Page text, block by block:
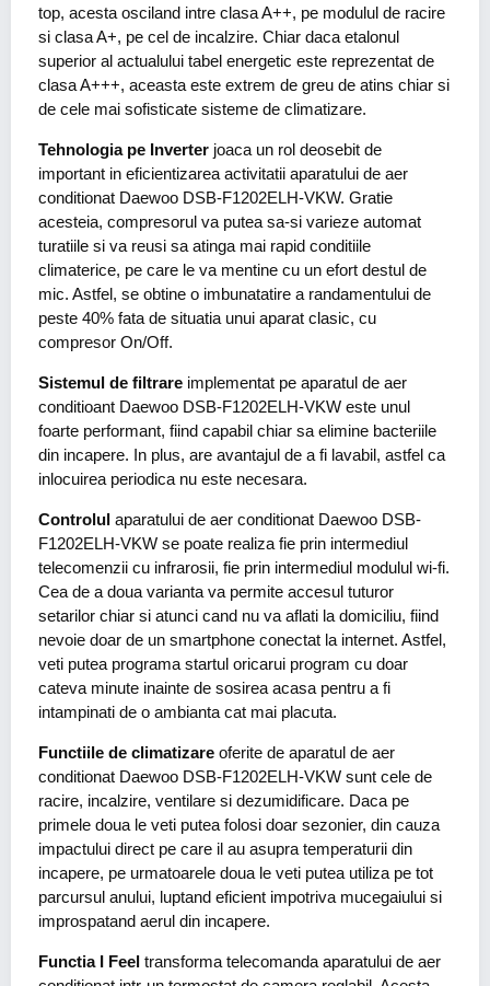
top, acesta osciland intre clasa A++, pe modulul de racire
si clasa A+, pe cel de incalzire. Chiar daca etalonul
superior al actualului tabel energetic este reprezentat de
clasa A+++, aceasta este extrem de greu de atins chiar si
de cele mai sofisticate sisteme de climatizare.
Tehnologia pe Inverter joaca un rol deosebit de
important in eficientizarea activitatii aparatului de aer
conditionat Daewoo DSB-F1202ELH-VKW. Gratie
acesteia, compresorul va putea sa-si varieze automat
turatiile si va reusi sa atinga mai rapid conditiile
climaterice, pe care le va mentine cu un efort destul de
mic. Astfel, se obtine o imbunatatire a randamentului de
peste 40% fata de situatia unui aparat clasic, cu
compresor On/Off.
Sistemul de filtrare implementat pe aparatul de aer
conditioant Daewoo DSB-F1202ELH-VKW este unul
foarte performant, fiind capabil chiar sa elimine bacteriile
din incapere. In plus, are avantajul de a fi lavabil, astfel ca
inlocuirea periodica nu este necesara.
Controlul aparatului de aer conditionat Daewoo DSB-
F1202ELH-VKW se poate realiza fie prin intermediul
telecomenzii cu infrarosii, fie prin intermediul modulul wi-fi.
Cea de a doua varianta va permite accesul tuturor
setarilor chiar si atunci cand nu va aflati la domiciliu, fiind
nevoie doar de un smartphone conectat la internet. Astfel,
veti putea programa startul oricarui program cu doar
cateva minute inainte de sosirea acasa pentru a fi
intampinati de o ambianta cat mai placuta.
Functiile de climatizare oferite de aparatul de aer
conditionat Daewoo DSB-F1202ELH-VKW sunt cele de
racire, incalzire, ventilare si dezumidificare. Daca pe
primele doua le veti putea folosi doar sezonier, din cauza
impactului direct pe care il au asupra temperaturii din
incapere, pe urmatoarele doua le veti putea utiliza pe tot
parcursul anului, luptand eficient impotriva mucegaiului si
improspatand aerul din incapere.
Functia I Feel transforma telecomanda aparatului de aer